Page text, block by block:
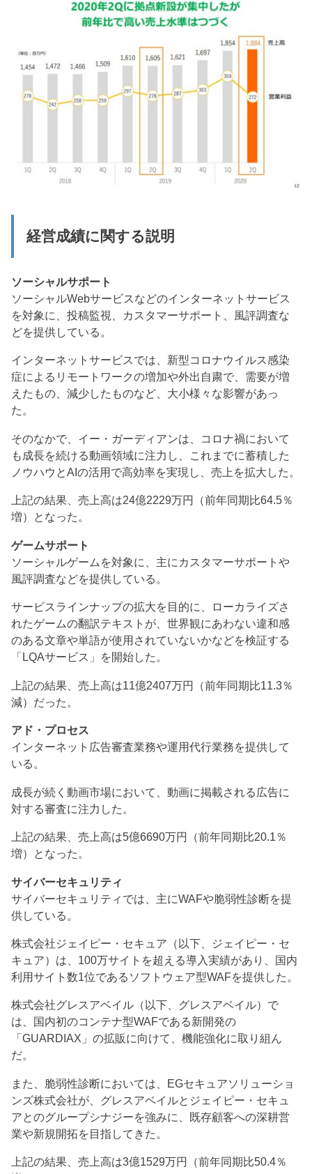
経営成績に関する説明
ソーシャルサポート
ソーシャルWebサービスなどのインターネットサービス
を対象に、投稿監視、カスタマーサポート、風評調査な
どを提供している。
インターネットサービスでは、新型コロナウイルス感染
症によるリモートワークの増加や外出自粛で、需要が増
えたもの、減少したものなど、大小様々な影響があっ
た。
そのなかで、イー・ガーディアンは、コロナ禍において
も成長を続ける動画領域に注力し、これまでに蓄積した
ノウハウとAIの活用で高効率を実現し、売上を拡大した。
上記の結果、売上高は24億2229万円（前年同期比64.5％
増）となった。
ゲームサポート
ソーシャルゲームを対象に、主にカスタマーサポートや
風評調査などを提供している。
サービスラインナップの拡大を目的に、ローカライズさ
れたゲームの翻訳テキストが、世界観にあわない違和感
のある文章や単語が使用されていないかなどを検証する
「LQAサービス」を開始した。
上記の結果、売上高は11億2407万円（前年同期比11.3％
減）だった。
アド・プロセス
インターネット広告審査業務や運用代行業務を提供して
いる。
成長が続く動画市場において、動画に掲載される広告に
対する審査に注力した。
上記の結果、売上高は5億6690万円（前年同期比20.1％
増）となった。
サイバーセキュリティ
サイバーセキュリティでは、主にWAFや脆弱性診断を提
供している。
株式会社ジェイピー・セキュア（以下、ジェイピー・セ
キュア）は、100万サイトを超える導入実績があり、国内
利用サイト数1位であるソフトウェア型WAFを提供した。
株式会社グレスアベイル（以下、グレスアベイル）で
は、国内初のコンテナ型WAFである新開発の
「GUARDIAX」の拡販に向けて、機能強化に取り組ん
だ。
また、脆弱性診断においては、EGセキュアソリューショ
ンズ株式会社が、グレスアベイルとジェイピー・セキュ
アとのグループシナジーを強みに、既存顧客への深耕営
業や新規開拓を目指してきた。
上記の結果、売上高は3億1529万円（前年同期比50.4％